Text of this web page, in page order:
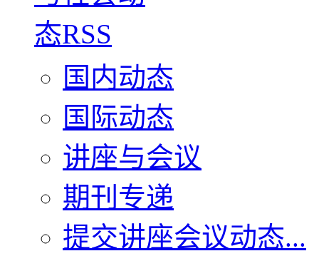
国内动态
国际动态
讲座与会议
期刊专递
提交讲座会议动态...